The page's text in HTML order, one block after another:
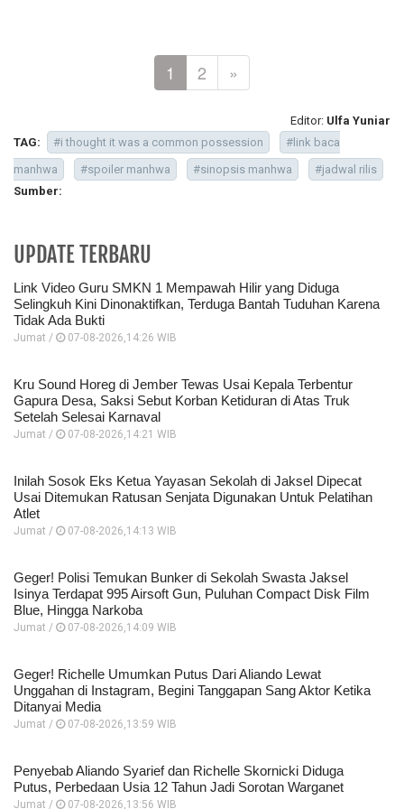
1 2 »
Editor: Ulfa Yuniar
TAG:
#i thought it was a common possession
#link baca
manhwa
#spoiler manhwa #sinopsis manhwa
#jadwal rilis
Sumber:
UPDATE TERBARU
Link Video Guru SMKN 1 Mempawah Hilir yang Diduga
Selingkuh Kini Dinonaktifkan, Terduga Bantah Tuduhan Karena
Tidak Ada Bukti
Jumat / 07-08-2026,14:26 WIB
Kru Sound Horeg di Jember Tewas Usai Kepala Terbentur
Gapura Desa, Saksi Sebut Korban Ketiduran di Atas Truk
Setelah Selesai Karnaval
Jumat / 07-08-2026,14:21 WIB
Inilah Sosok Eks Ketua Yayasan Sekolah di Jaksel Dipecat
Usai Ditemukan Ratusan Senjata Digunakan Untuk Pelatihan
Atlet
Jumat / 07-08-2026,14:13 WIB
Geger! Polisi Temukan Bunker di Sekolah Swasta Jaksel
Isinya Terdapat 995 Airsoft Gun, Puluhan Compact Disk Film
Blue, Hingga Narkoba
Jumat / 07-08-2026,14:09 WIB
Geger! Richelle Umumkan Putus Dari Aliando Lewat
Unggahan di Instagram, Begini Tanggapan Sang Aktor Ketika
Ditanyai Media
Jumat / 07-08-2026,13:59 WIB
Penyebab Aliando Syarief dan Richelle Skornicki Diduga
Putus, Perbedaan Usia 12 Tahun Jadi Sorotan Warganet
Jumat / 07-08-2026,13:56 WIB